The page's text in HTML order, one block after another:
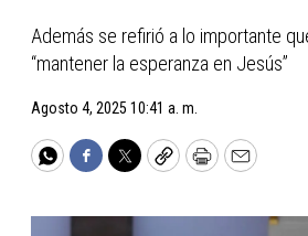
Además se refirió a lo importante
“mantener la esperanza en Jesús”
Agosto 4, 2025 10:41 a. m.
WhatsApp
Facebook
TwitterCopyPrintEmail